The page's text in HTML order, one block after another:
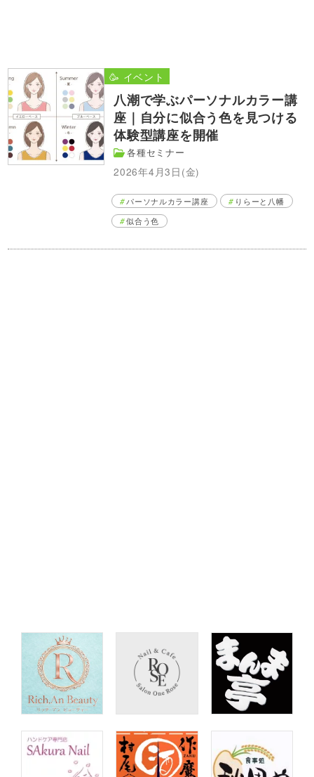
八潮で学ぶパーソナルカラー講
座｜自分に似合う色を見つける
体験型講座を開催
各種セミナー
2026年4月3日(金)
🥳 イベント
パーソナルカラー講座
りらーと八幡
似合う色